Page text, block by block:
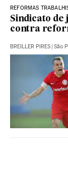
REFORMAS
Sindicato de
contra
BREILLER PIRES | São